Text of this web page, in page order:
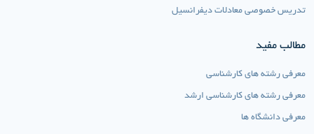
تدریس خصوصی معادلات دیفرانسیل
مطالب مفید
معرفی رشته های کارشناسی
معرفی رشته های کارشناسی ارشد
معرفی دانشگاه ها